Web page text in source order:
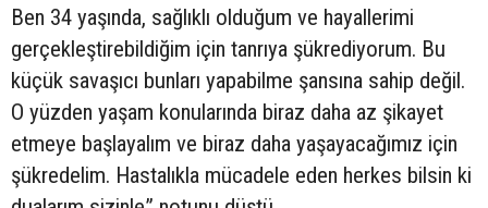
Ben 34 yaşında, sağlıklı olduğum ve hayallerimi
gerçekleştirebildiğim için tanrıya şükrediyorum. Bu
küçük savaşıcı bunları yapabilme şansına sahip değil.
O yüzden yaşam konularında biraz daha az şikayet
etmeye başlayalım ve biraz daha yaşayacağımız için
şükredelim. Hastalıkla mücadele eden herkes bilsin ki